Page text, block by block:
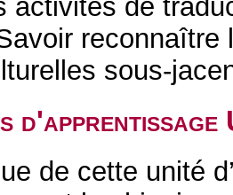
activités de
reconnaître
sous-
d'apprentissage
de cette unité